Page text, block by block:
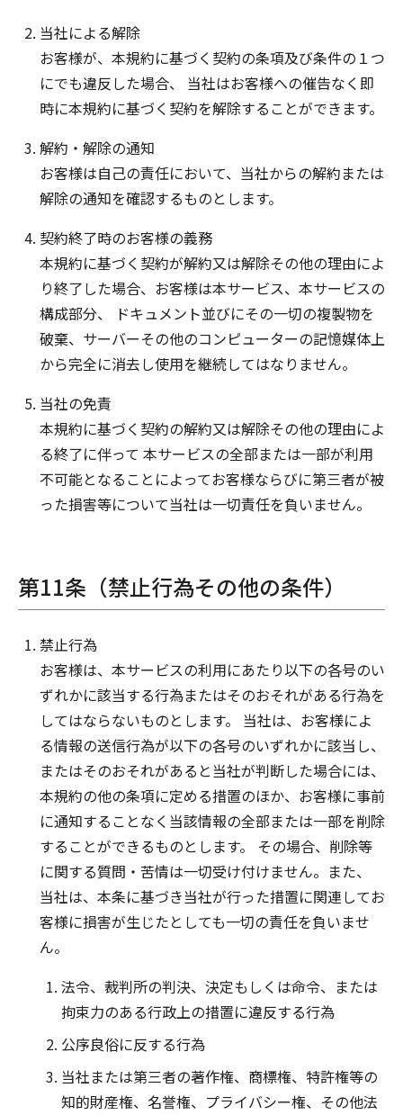
当社による解除
お客様が、本規約に基づく契約の条項及び条件の１つ
にでも違反した場合、 当社はお客様への催告なく即
時に本規約に基づく契約を解除することができます。
解約・解除の通知
お客様は自己の責任において、当社からの解約または
解除の通知を確認するものとします。
契約終了時のお客様の義務
本規約に基づく契約が解約又は解除その他の理由によ
り終了した場合、お客様は本サービス、本サービスの
構成部分、 ドキュメント並びにその一切の複製物を
破棄、サーバーその他のコンピューターの記憶媒体上
から完全に消去し使用を継続してはなりません。
当社の免責
本規約に基づく契約の解約又は解除その他の理由によ
る終了に伴って 本サービスの全部または一部が利用
不可能となることによってお客様ならびに第三者が被
った損害等について当社は一切責任を負いません。
第11条（禁止行為その他の条件）
禁止行為
お客様は、本サービスの利用にあたり以下の各号のい
ずれかに該当する行為またはそのおそれがある行為を
してはならないものとします。 当社は、お客様によ
る情報の送信行為が以下の各号のいずれかに該当し、
またはそのおそれがあると当社が判断した場合には、
本規約の他の条項に定める措置のほか、お客様に事前
に通知することなく当該情報の全部または一部を削除
することができるものとします。 その場合、削除等
に関する質問・苦情は一切受け付けません。また、
当社は、本条に基づき当社が行った措置に関連してお
客様に損害が生じたとしても一切の責任を負いませ
ん。
法令、裁判所の判決、決定もしくは命令、または
拘束力のある行政上の措置に違反する行為
公序良俗に反する行為
当社または第三者の著作権、商標権、特許権等の
知的財産権、名誉権、プライバシー権、その他法